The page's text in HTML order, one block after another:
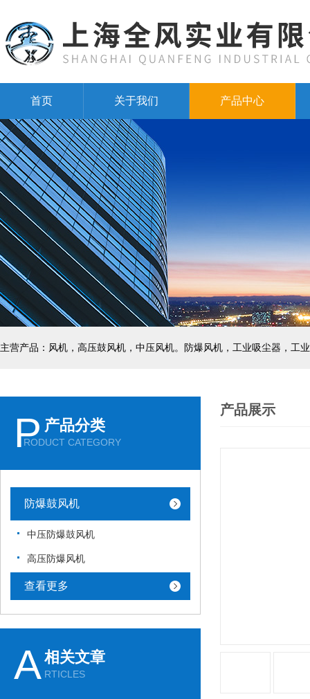
首页 关于我们 产品中心
主营产品：风机，高压鼓风机，中压风机。防爆风机，工业吸尘器，工
P 产品分类
RODUCT CATEGORY
防爆鼓风机
中压防爆鼓风机
高压防爆风机
查看更多
A相关文章
RTICLES
产品展示